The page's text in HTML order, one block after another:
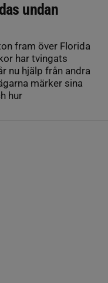
undan
fram över Florida
har tvingats
nu hjälp från andra
märker sina
hur